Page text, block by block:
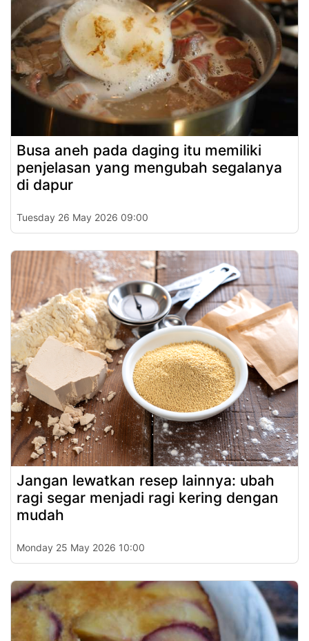
Busa aneh pada daging itu memiliki
penjelasan yang mengubah segalanya
di dapur
Tuesday 26 May 2026 09:00
Jangan lewatkan resep lainnya: ubah
ragi segar menjadi ragi kering dengan
mudah
Monday 25 May 2026 10:00